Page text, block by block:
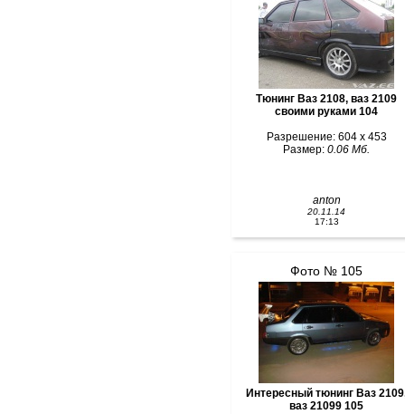
Тюнинг Ваз 2108, ваз 2109
своими руками 104
Разрешение: 604 x 453
Размер: 0.06 Мб.
anton
20.11.14
17:13
Фото № 105
Интересный тюнинг Ваз
ваз 21099 105